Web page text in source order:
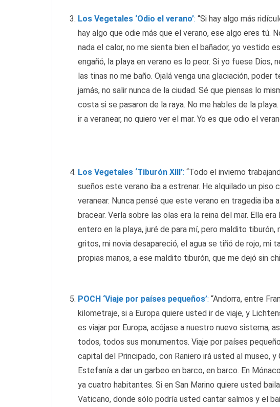
Los Vegetales ‘Odio el verano’: “Si hay algo más
hay algo que odie más que el verano, ese algo eres tú.
nada el calor, no me sienta bien el bañador, yo vestido
engañó, la playa en verano es lo peor. Si yo fuese Dios,
las tinas no me baño. Ojalá venga una glaciación,
jamás, no salir nunca de la ciudad. Sé que piensas lo
costa si se pasaron de la raya. No me hables de la
ir a veranear, no quiero ver el mar. Yo es que odio el
Los Vegetales ‘Tiburón XIII’: “Todo el invierno
sueños este verano iba a estrenar. He alquilado un piso
veranear. Nunca pensé que este verano en tragedia iba
bracear. Verla sobre las olas era la reina del mar. Ella
entero en la playa, juré de para mí, pero maldito tiburón,
gritos, mi novia desapareció, el agua se tiñó de rojo, mi
propias manos, a ese maldito tiburón, que me dejó sin
POCH ‘Viaje por países pequeños’: “Andorra, entre
kilometraje, si a Europa quiere usted ir de viaje, y
es viajar por Europa, acójase a nuestro nuevo sistema,
todos, todos sus monumentos. Viaje por países
capital del Principado, con Raniero irá usted al museo,
Estefanía a dar un garbeo en barco, en barco. En
ya cuatro habitantes. Si en San Marino quiere usted
Vaticano, donde sólo podría usted cantar salmos y el